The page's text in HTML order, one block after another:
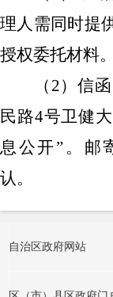
理人需同时提
授权委托材料。
（ 2）信
民路4号卫健
息公开”。邮
认。
自治区政府网站